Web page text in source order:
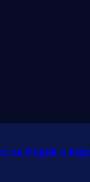
za Osijek o